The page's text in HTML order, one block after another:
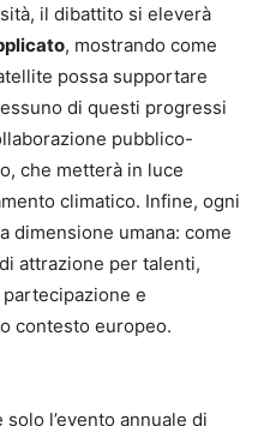
il dibattito si eleverà
, mostrando come
possa supportare
di questi progressi
pubblico-
che metterà in luce
climatico. Infine, ogni
dimensione umana: come
attrazione per talenti,
e
contesto europeo.
solo l’evento annuale di